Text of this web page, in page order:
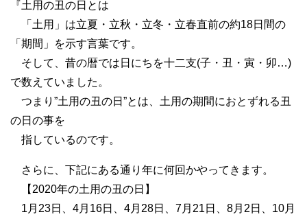
『土用の丑の日とは
「土用」は立夏・立秋・立冬・立春直前の約18日間の
「期間」を示す言葉です。
そして、昔の暦では日にちを十二支(子・丑・寅・卯…)
で数えていました。
つまり”土用の丑の日”とは、土用の期間におとずれる丑
の日の事を
指しているのです。
さらに、下記にある通り年に何回かやってきます。
【2020年の土用の丑の日】
1月23日、4月16日、4月28日、7月21日、8月2日、10月